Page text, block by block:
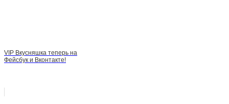
VIP Вкусняшка теперь на
Фейсбук и Вконтакте!